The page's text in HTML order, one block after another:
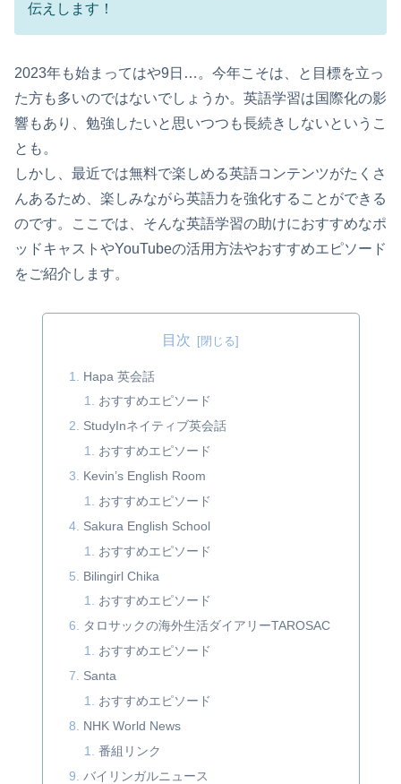
伝えします！
2023年も始まってはや9日…。今年こそは、と目標を立っ
た方も多いのではないでしょうか。英語学習は国際化の影
響もあり、勉強したいと思いつつも長続きしないというこ
とも。
しかし、最近では無料で楽しめる英語コンテンツがたくさ
んあるため、楽しみながら英語力を強化することができる
のです。ここでは、そんな英語学習の助けにおすすめなポ
ッドキャストやYouTubeの活用方法やおすすめエピソード
をご紹介します。
目次
Hapa 英会話
おすすめエピソード
StudyInネイティブ英会話
おすすめエピソード
Kevin’s English Room
おすすめエピソード
Sakura English School
おすすめエピソード
Bilingirl Chika
おすすめエピソード
タロサックの海外生活ダイアリーTAROSAC
おすすめエピソード
Santa
おすすめエピソード
NHK World News
番組リンク
バイリンガルニュース